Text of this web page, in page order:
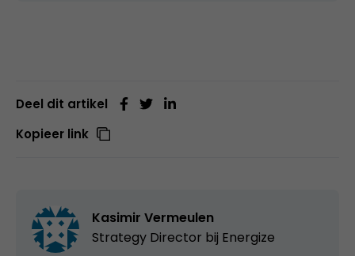
Deel dit artikel
Kopieer link
Kasimir Vermeulen
Strategy Director bij Energize